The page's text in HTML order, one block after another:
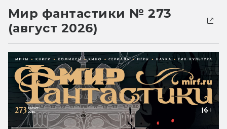
Мир фантастики № 273
(август 2026)